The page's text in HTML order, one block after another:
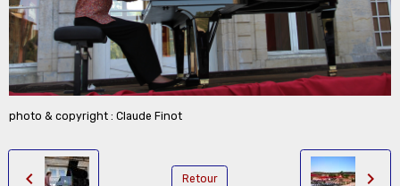
photo & copyright : Claude Finot
Retour